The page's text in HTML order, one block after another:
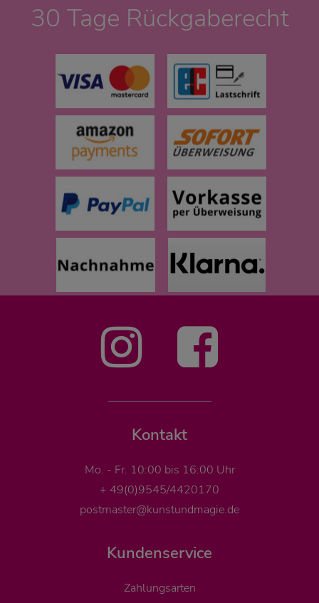
30 Tage Rückgaberecht
Kontakt
Mo. - Fr. 10:00 bis 16:00 Uhr
+ 49(0)9545/4420170
postmaster@kunstundmagie.de
Kundenservice
Zahlungsarten